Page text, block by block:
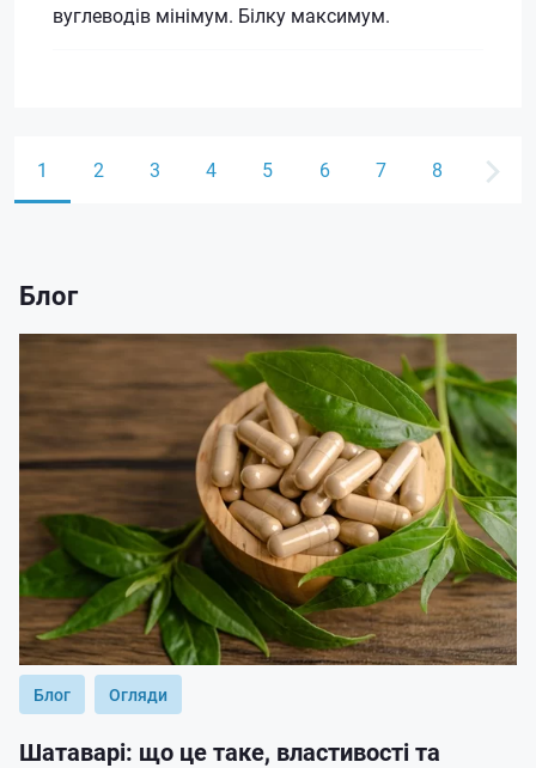
вуглеводів мінімум. Білку максимум.
1 2 3 4 5 6 7 8
Блог
Блог Огляди
Шатаварі: що це таке, властивості та